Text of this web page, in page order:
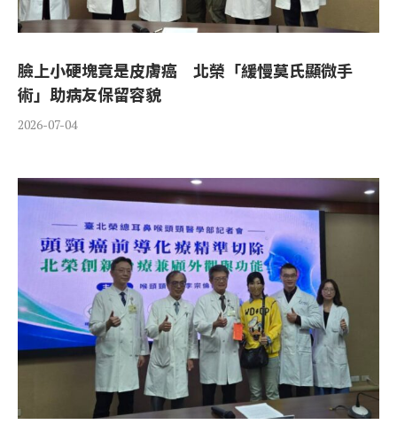
臉上小硬塊竟是皮膚癌 北榮「緩慢莫氏顯微手
術」助病友保留容貌
2026-07-04